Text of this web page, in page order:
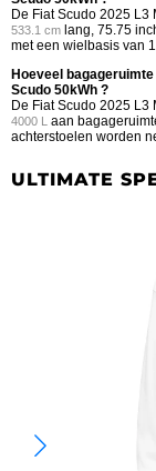
De Fiat Scudo 2025 L3
533.1 cm lang, 75.75
met een wielbasis van
Hoeveel
Scudo 50kWh ?
De Fiat Scudo 2025 L3
4000 L aan
achterstoelen worden
ULTIMATE